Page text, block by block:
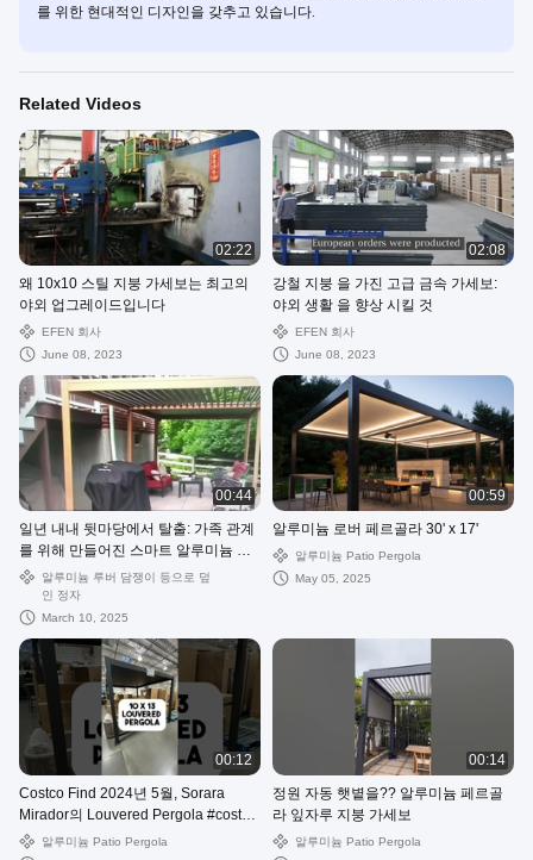
를 위한 현대적인 디자인을 갖추고 있습니다.
Related Videos
02:22
왜 10x10 스틸 지붕 가세보는 최고의
야외 업그레이드입니다
EFEN 회사
June 08, 2023
02:08
강철 지붕 을 가진 고급 금속 가세보:
야외 생활 을 향상 시킬 것
EFEN 회사
June 08, 2023
00:44
일년 내내 뒷마당에서 탈출: 가족 관계
를 위해 만들어진 스마트 알루미늄 류
버드 페르골라
알루미늄 루버 담쟁이 등으로 덮
인 정자
March 10, 2025
00:59
알루미늄 로버 페르골라 30' x 17'
알루미늄 Patio Pergola
May 05, 2025
00:12
Costco Find 2024년 5월, Sorara
Mirador의 Louvered Pergola #costco
#costcofinds #pergola
알루미늄 Patio Pergola
00:14
정원 자동 햇볕을?? 알루미늄 페르골
라 잎자루 지붕 가세보
알루미늄 Patio Pergola